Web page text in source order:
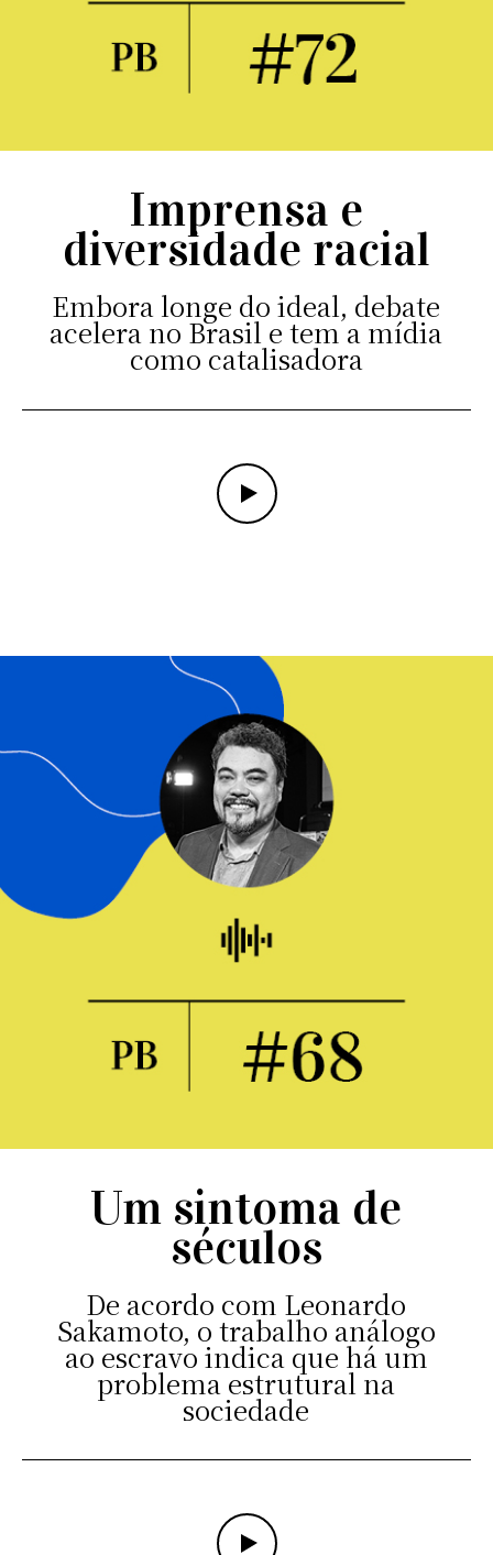
Imprensa e
diversidade racial
Embora longe do ideal, debate
acelera no Brasil e tem a mídia
como catalisadora
Um sintoma de
séculos
De acordo com Leonardo
Sakamoto, o trabalho análogo
ao escravo indica que há um
problema estrutural na
sociedade